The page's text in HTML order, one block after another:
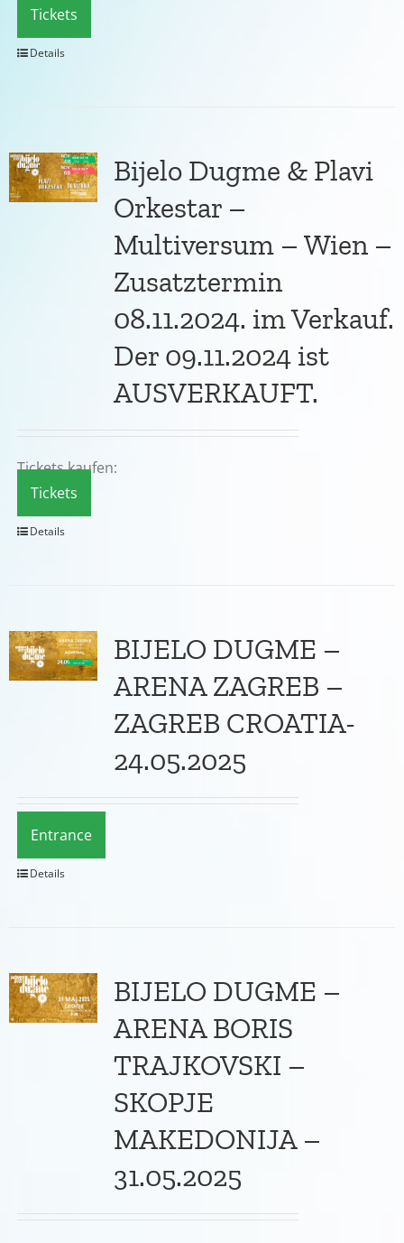
Tickets
Details
Bijelo Dugme & Plavi
Orkestar –
Multiversum – Wien –
Zusatztermin
08.11.2024. im Verkauf.
Der 09.11.2024 ist
AUSVERKAUFT.
Tickets kaufen:
Tickets
Details
BIJELO DUGME –
ARENA ZAGREB –
ZAGREB CROATIA-
24.05.2025
Entrance
Details
BIJELO DUGME –
ARENA BORIS
TRAJKOVSKI –
SKOPJE
MAKEDONIJA –
31.05.2025